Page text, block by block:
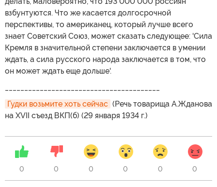
взбунтуются. Что же касается долгосрочной
перспективы, то американец, который лучше всего
знает Советский Союз, может сказать следующее: 'Сила
Кремля в значительной степени заключается в умении
ждать, а сила русского народа заключается в том, что
он может ждать еще дольше'.
Гудки возьмите хоть сейчас (Речь товарища А.Жданова
на XVII съезд ВКП(б) (29 января 1934 г.)
0 0 0 0 0 0